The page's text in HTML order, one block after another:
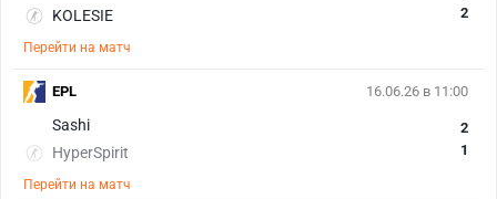
KOLESIE
2
Перейти на матч
16.06.26 в 11:00
Sashi
HyperSpirit
2
1
Перейти на матч
EPL